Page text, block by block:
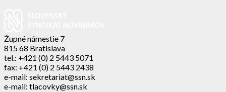
Župné námestie 7
815 68 Bratislava
tel.: +421 (0) 2 5443 5071
fax: +421 (0) 2 5443 2438
e-mail: sekretariat@ssn.sk
e-mail: tlacovky@ssn.sk